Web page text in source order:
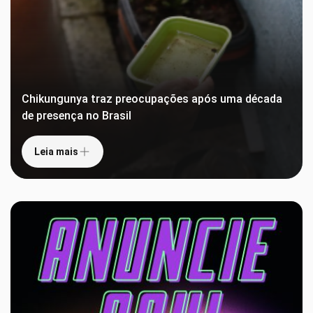
Chikungunya traz preocupações após uma década
de presença no Brasil
Leia mais